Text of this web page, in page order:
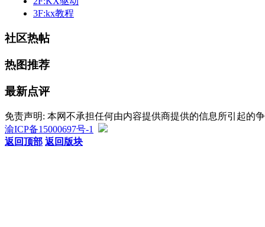
3F:kx教程
社区热帖
热图推荐
最新点评
免责声明: 本网不承担任何由内容提供商提供的信息所引起的
渝ICP备15000697号-1
返回顶部 返回版块